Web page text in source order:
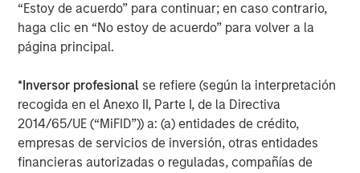
“Estoy de acuerdo” para continuar; en caso contrario,
haga clic en “No estoy de acuerdo” para volver a la
página principal.
*Inversor profesional se refiere (según la interpretación
recogida en el Anexo II, Parte I, de la Directiva
2014/65/UE (“MiFID”)) a: (a) entidades de crédito,
empresas de servicios de inversión, otras entidades
financieras autorizadas o reguladas, compañías de
ARTÍCULO